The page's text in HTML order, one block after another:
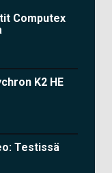
Computex
K2 HE
Testissä